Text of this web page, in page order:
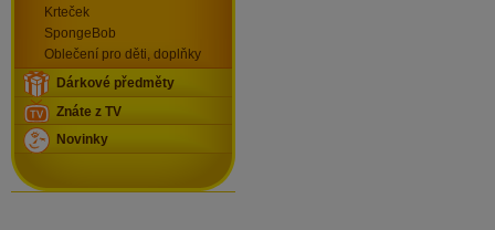
Krteček
SpongeBob
Oblečení pro děti, doplňky
Dárkové předměty
Znáte z TV
Novinky